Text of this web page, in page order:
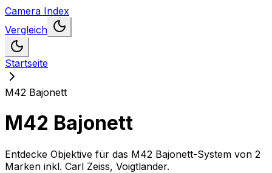
Camera Index
Vergleich
Startseite
M42 Bajonett
M42 Bajonett
Entdecke Objektive für das M42 Bajonett-System von 2
Marken inkl. Carl Zeiss, Voigtlander.